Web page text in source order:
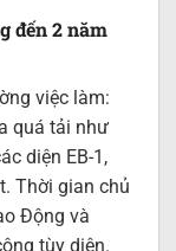
đến 2 năm
việc làm:
quá tải như
diện EB-1,
Thời gian chủ
Động và
tùy diện.